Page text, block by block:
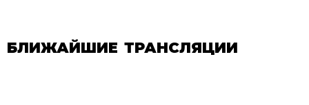
БЛИЖАЙШИЕ ТРАНСЛЯЦИИ